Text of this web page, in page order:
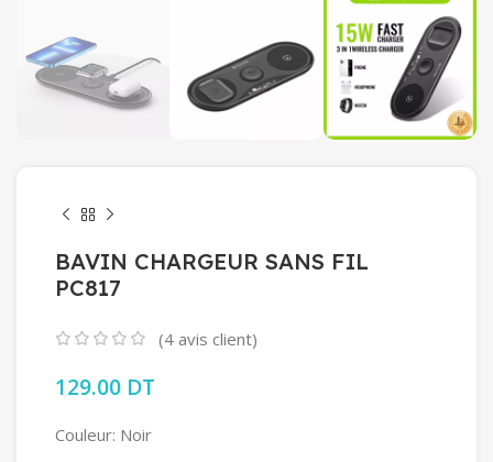
BAVIN CHARGEUR SANS FIL
PC817
(4 avis client)
129.00 DT
Couleur: Noir